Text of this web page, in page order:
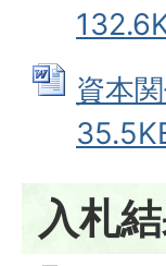
資本
入札